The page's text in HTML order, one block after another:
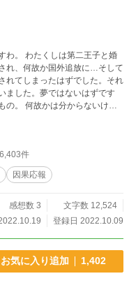
子と婚
れ、何故か国外追放に…そして
れてしまったはずでした。それ
ました。夢ではないはずです
ないけ
くありません。回避させて頂
稿します。
件
因果応報
感想数 3
文字数 12,524
登録日 2022.10.09
お気に入り追加 1,402